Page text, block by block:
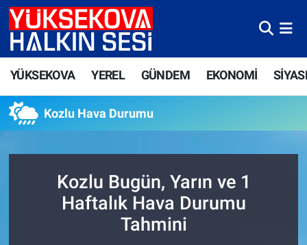
YÜKSEKOVA YEREL GÜNDEM EKONOMİ
Kozlu Hava Durumu
Kozlu Bugün, Yarın ve 1
Haftalık Hava Durumu
Tahmini
Yüksekova Nöbetçi Eczaneler
Yüksekova Trafik Yoğunluk Haritası
Süper Lig Puan Durumu ve Fikstür
Tüm Manşetler
Son Dakika Haberleri